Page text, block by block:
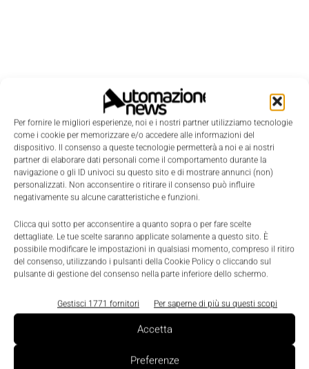
Per fornire le migliori esperienze, noi e i nostri partner utilizziamo tecnologie
come i cookie per memorizzare e/o accedere alle informazioni del
dispositivo. Il consenso a queste tecnologie permetterà a noi e ai nostri
partner di elaborare dati personali come il comportamento durante la
navigazione o gli ID univoci su questo sito e di mostrare annunci (non)
personalizzati. Non acconsentire o ritirare il consenso può influire
negativamente su alcune caratteristiche e funzioni.
Clicca qui sotto per acconsentire a quanto sopra o per fare scelte
dettagliate. Le tue scelte saranno applicate solamente a questo sito. È
possibile modificare le impostazioni in qualsiasi momento, compreso il ritiro
del consenso, utilizzando i pulsanti della Cookie Policy o cliccando sul
pulsante di gestione del consenso nella parte inferiore dello schermo.
Gestisci 1771 fornitori Per saperne di più su questi scopi
Accetta
Preferenze
LEGGI LA RIVISTA ⇢